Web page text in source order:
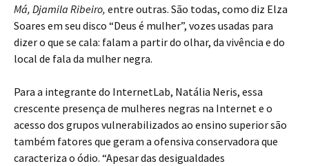
Má, Djamila Ribeiro, entre outras. São todas, como diz Elza
Soares em seu disco “Deus é mulher”, vozes usadas para
dizer o que se cala: falam a partir do olhar, da vivência e do
local de fala da mulher negra.
Para a integrante do InternetLab, Natália Neris, essa
crescente presença de mulheres negras na Internet e o
acesso dos grupos vulnerabilizados ao ensino superior são
também fatores que geram a ofensiva conservadora que
caracteriza o ódio. “Apesar das desigualdades